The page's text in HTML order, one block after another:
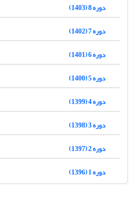
دوره 8 (1403)
دوره 7 (1402)
دوره 6 (1401)
دوره 5 (1400)
دوره 4 (1399)
دوره 3 (1398)
دوره 2 (1397)
دوره 1 (1396)